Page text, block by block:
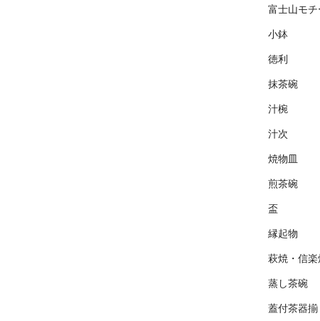
富士山モチ
小鉢
徳利
抹茶碗
汁椀
汁次
焼物皿
煎茶碗
盃
縁起物
萩焼・信
蒸し茶碗
蓋付茶器揃